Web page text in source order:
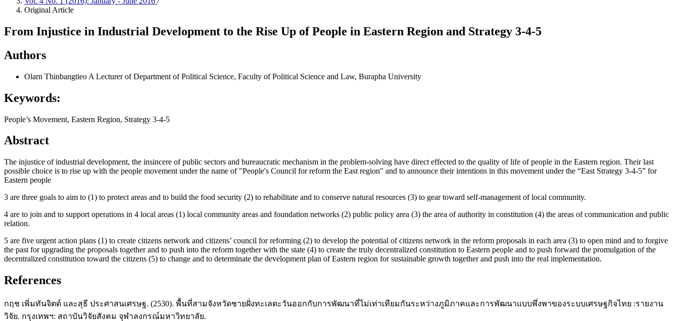
Original Article
From Injustice in Industrial Development to the Rise Up of People in Eastern Region and Strategy 3-4-5
Authors
Olarn Thinbangtieo A Lecturer of Department of Political Science, Faculty of Political Science and Law, Burapha University
Keywords:
People’s Movement, Eastern Region, Strategy 3-4-5
Abstract
The injustice of industrial development, the insincere of public sectors and bureaucratic mechanism in the problem-solving have direct effected to the quality of life of people in the Eastern region. Their last
possible choice is to rise up with the people movement under the name of "People's Council for reform the East region" and to announce their intentions in this movement under the “East Strategy 3-4-5” for
Eastern people
3 are three goals to aim to (1) to protect areas and to build the food security (2) to rehabilitate and to conserve natural resources (3) to gear toward self-management of local community.
4 are to join and to support operations in 4 local areas (1) local community areas and foundation networks (2) public policy area (3) the area of authority in constitution (4) the areas of communication and public
relation.
5 are five urgent action plans (1) to create citizens network and citizens’ council for reforming (2) to develop the potential of citizens network in the reform proposals in each area (3) to open mind and to forgive
the past for upgrading the proposals together and to push into the reform together with the state (4) to create the truly decentralized constitution to Eastern people and to push forward the promulgation of the
decentralized constitution toward the citizens (5) to change and to determinate the development plan of Eastern region for sustainable growth together and push into the real implementation.
References
กฤช เพิ่มทันจิตต์ และสุธี ประศาสนเศรษฐ. (2530). พื้นที่สามจังหวัดชายฝั่งทะเลตะวันออกกับการพัฒนาที่ไม่เท่าเทียมกันระหว่างภูมิภาคและการพัฒนาแบบพึ่งพาของระบบเศรษฐกิจไทย :รายงาน
วิจัย. กรุงเทพฯ: สถาบันวิจัยสังคม จุฬาลงกรณ์มหาวิทยาลัย.